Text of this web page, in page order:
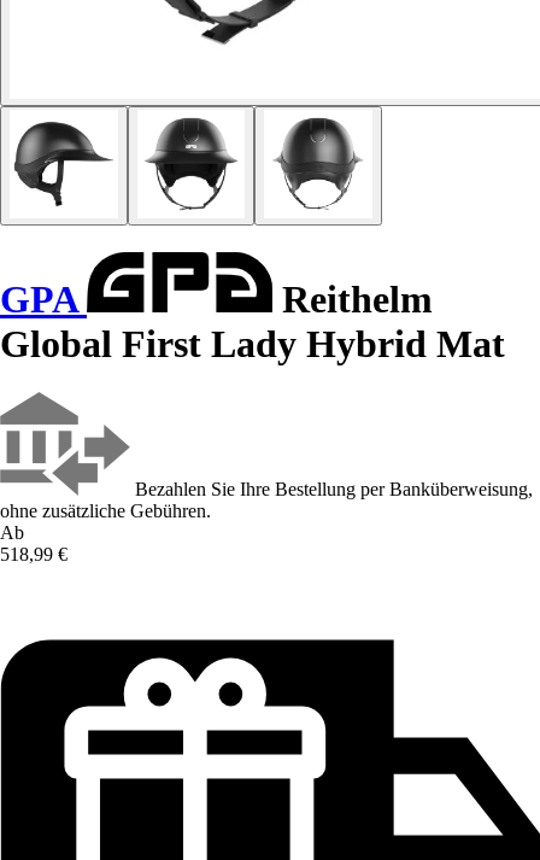
GPA
Reithelm
Global First Lady Hybrid Mat
Bezahlen Sie Ihre Bestellung per Banküberweisung,
ohne zusätzliche Gebühren.
Ab
518,99 €